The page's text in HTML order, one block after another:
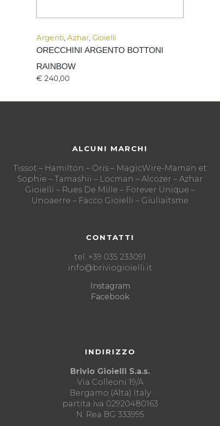
Argenti, Azhar, Gioielli
ORECCHINI ARGENTO BOTTONI
RAINBOW
€ 240,00
ALCUNI MARCHI
Tissot – Hamilton – Oris – MagicWire-Maman et
Sophie – Tamashii – Locman – Alcozer – Azhar
Gioielli – Rues De Mille – Forever Unique –
Unoaerre – Facco Gioielli – Giuliaitsme
CONTATTI
tel. +39 035 233091
info@briviogioielli.it
Instagram
Facebook
INDIRIZZO
Brivio Gioielli S.a.s.
Via Colleoni 19/A
Bergamo (Alta) Italy
partita iva 02920480163
N. Rea BG 333995